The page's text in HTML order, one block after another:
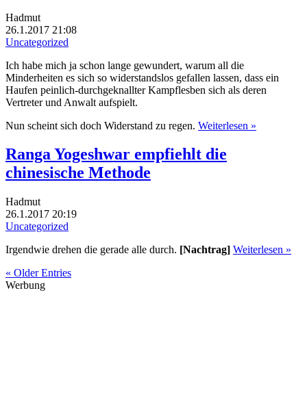
Hadmut
26.1.2017 21:08
Uncategorized
Ich habe mich ja schon lange gewundert, warum all die
Minderheiten es sich so widerstandslos gefallen lassen, dass ein
Haufen peinlich-durchgeknallter Kampflesben sich als deren
Vertreter und Anwalt aufspielt.
Nun scheint sich doch Widerstand zu regen. Weiterlesen »
Ranga Yogeshwar empfiehlt die
chinesische Methode
Hadmut
26.1.2017 20:19
Uncategorized
Irgendwie drehen die gerade alle durch. [Nachtrag] Weiterlesen »
« Older Entries
Werbung